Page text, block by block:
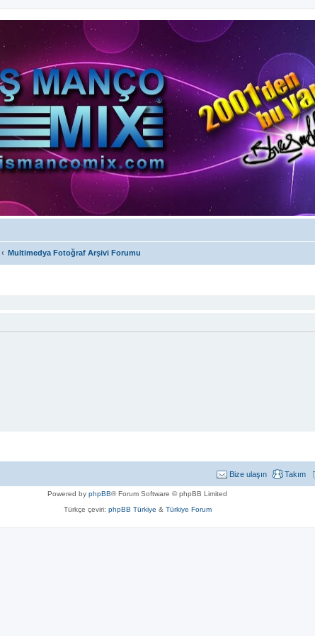
Multimedya Fotoğraf Arşivi Forumu
Takım
Bize ulaşın
Powered by phpBB® Forum Software © phpBB Limited
Türkçe çeviri: phpBB Türkiye & Türkiye Forum